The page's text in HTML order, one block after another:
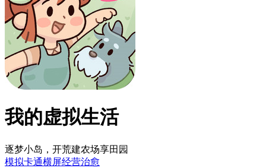
我的虚拟生活
逐梦小岛，开荒建农场享田园
模拟卡通横屏经营治愈